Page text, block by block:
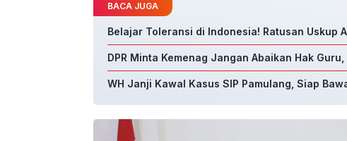
BACA JUGA
Belajar Toleransi di Indonesia! Ratusan Uskup
DPR Minta Kemenag Jangan Abaikan Hak
WH Janji Kawal Kasus SIP Pamulang, Siap